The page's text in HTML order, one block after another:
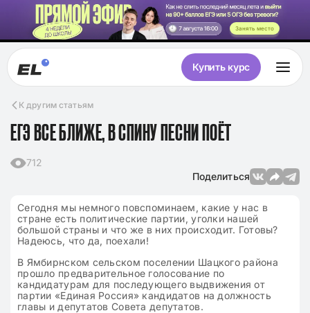
Занять место
Купить курс
К другим статьям
ЕГЭ ВСЕ БЛИЖЕ, В СПИНУ ПЕСНИ ПОЁТ
712
Поделиться
Сегодня мы немного повспоминаем, какие у нас в
стране есть политические партии, уголки нашей
большой страны и что же в них происходит. Готовы?
Надеюсь, что да, поехали!
В Ямбирнском сельском поселении Шацкого района
прошло предварительное голосование по
кандидатурам для последующего выдвижения от
партии «Единая Россия» кандидатов на должность
главы и депутатов Совета депутатов.